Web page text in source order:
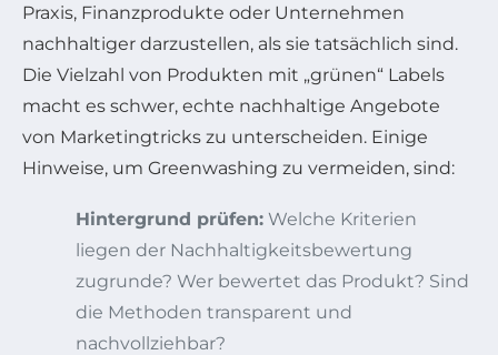
Praxis, Finanzprodukte oder Unternehmen
nachhaltiger darzustellen, als sie tatsächlich sind.
Die Vielzahl von Produkten mit „grünen“ Labels
macht es schwer, echte nachhaltige Angebote
von Marketingtricks zu unterscheiden. Einige
Hinweise, um Greenwashing zu vermeiden, sind:
Hintergrund prüfen: Welche Kriterien
liegen der Nachhaltigkeitsbewertung
zugrunde? Wer bewertet das Produkt? Sind
die Methoden transparent und
nachvollziehbar?